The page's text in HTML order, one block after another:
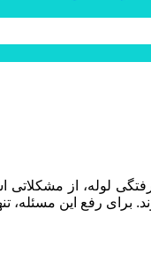
لوله، از مشکلاتی
رفع این مسئله،